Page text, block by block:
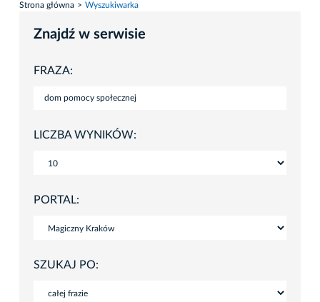
Strona główna Wyszukiwarka
Znajdź w serwisie
FRAZA:
LICZBA WYNIKÓW:
PORTAL:
SZUKAJ PO: